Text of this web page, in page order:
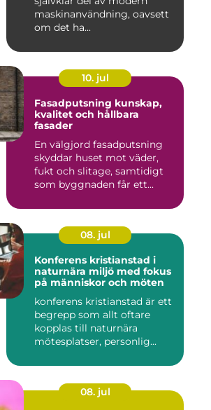
maskinanvändning, oavsett
om det ha...
10. jul
Fasadputsning kunskap,
kvalitet och hållbara
fasader
En välgjord fasadputsning
skyddar huset mot väder,
fukt och slitage, samtidigt
som byggnaden får ett...
08. jul
Konferens kristianstad i
naturnära miljö med fokus
på människor och möten
konferens kristianstad är ett
begrepp som allt oftare
kopplas till naturnära
mötesplatser, personlig...
08. jul